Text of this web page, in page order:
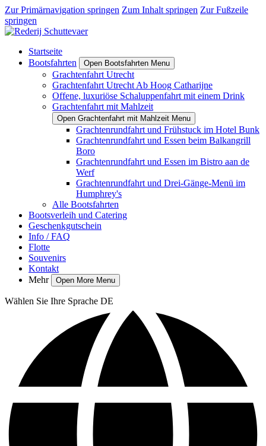
Zur Primärnavigation springen Zum Inhalt springen Zur Fußzeile
springen
Startseite
Bootsfahrten
Open Bootsfahrten Menu
Grachtenfahrt Utrecht
Grachtenfahrt Utrecht Ab Hoog Catharijne
Offene, luxuriöse Schaluppenfahrt mit einem Drink
Grachtenfahrt mit Mahlzeit
Open Grachtenfahrt mit Mahlzeit Menu
Grachtenrundfahrt und Frühstuck im Hotel Bunk
Grachtenrundfahrt und Essen beim Balkangrill
Boro
Grachtenrundfahrt und Essen im Bistro aan de
Werf
Grachtenrundfahrt und Drei-Gänge-Menü im
Humphrey's
Alle Bootsfahrten
Bootsverleih und Catering
Geschenkgutschein
Info / FAQ
Flotte
Souvenirs
Kontakt
Mehr
Open More Menu
Wählen Sie Ihre Sprache DE